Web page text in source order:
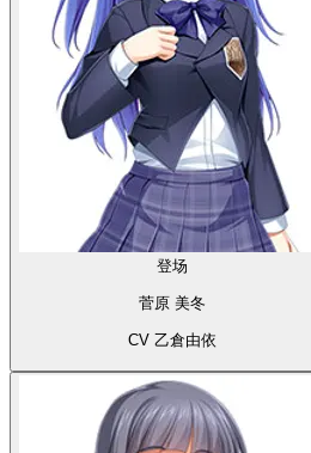
登场
菅原 美冬
CV 乙倉由依